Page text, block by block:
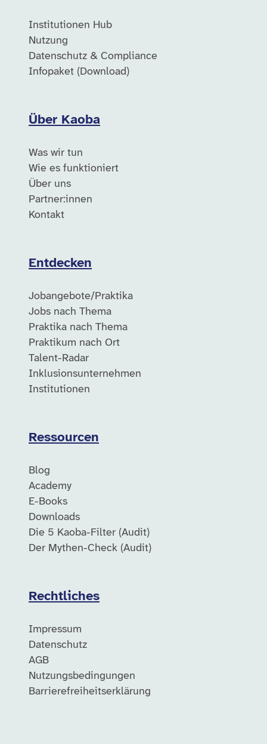
Institutionen Hub
Nutzung
Datenschutz & Compliance
Infopaket (Download)
Über Kaoba
Was wir tun
Wie es funktioniert
Über uns
Partner:innen
Kontakt
Entdecken
Jobangebote/Praktika
Jobs nach Thema
Praktika nach Thema
Praktikum nach Ort
Talent-Radar
Inklusionsunternehmen
Institutionen
Ressourcen
Blog
Academy
E-Books
Downloads
Die 5 Kaoba-Filter (Audit)
Der Mythen-Check (Audit)
Rechtliches
Impressum
Datenschutz
AGB
Nutzungsbedingungen
Barrierefreiheitserklärung